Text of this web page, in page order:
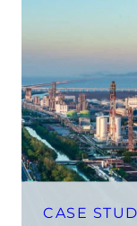
CASE